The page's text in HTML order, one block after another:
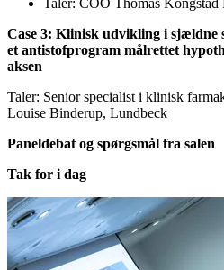
Taler: COO Thomas
Case 3: Klinisk udvikling i sjældne
et antistofprogram målrettet
aksen
Taler: Senior specialist i klinisk
Louise Binderup, Lundbeck
Paneldebat og spørgsmål fra salen
Tak for i dag